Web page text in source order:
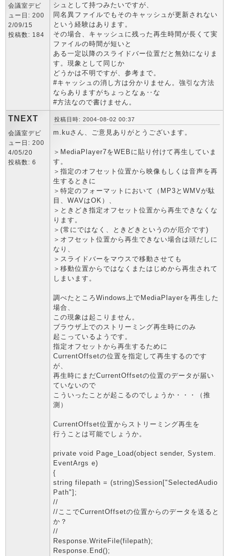
会議室デビ
ュー日: 200
2/09/15
投稿数: 184
シュとして持つみたいですが、
同名異ファイルでもそのキャッシュが更新されない
という経験はあります。
その場合、キャッシュに残った再生時間が長くて実
ファイルの時間が短いと
ある一定以降のスライドバー位置だと無効になりま
す。現象として同じか
どうかは不明ですが、参考まで。
#キャッシュの消し方は分かりません。強引な方法
ならありますがちょっとなぁ‥な
#方法なので書けません。
TNEXT
会議室デビ
ュー日: 200
4/05/20
投稿数: 6
投稿日時: 2004-08-02 00:37
m.kuさん、ご意見ありがとうございます。
＞MediaPlayer7をWEBに貼り付けて再生していま
す。
＞指定のオフセット位置から映像もしくは音声を再
生するときに
＞特定のフォーマットにおいて（MP3とWMVが駄
目、WAVはOK）、
＞ときどき指定オフセット位置から再生できなくな
ります。
＞(常にではなく、ときどきというのが厄介です)
＞オフセット位置から再生できない場合は頭だしに
なり、
＞スライドバーをマウスで移動させても
＞移動位置からではなくまたはじめから再生されて
しまいます。
調べたところWindows上でMediaPlayerを再生した
場合、
この現象は起こりません。
ブラウザ上でのストリーミング再生時にのみ
起こっているようです。
指定オフセットから再生するために
CurrentOffsetの位置を指定して再生するのです
が、
再生時にまだCurrentOffsetの位置のデータが届い
ていないので
こういったことが起こるのでしょうか・・・（推
測）
CurrentOffset位置からストリーミング再生を
行うことは可能でしょうか。
private void Page_Load(object sender, System.
EventArgs e)
{
string filepath = (string)Session["SelectedAudio
Path"];
//
//ここでCurrentOffsetの位置からのデータを送ると
か？
//
Response.WriteFile(filepath);
Response.End();